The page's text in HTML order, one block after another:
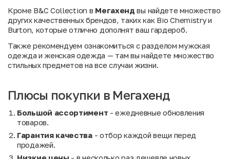
Кроме B&C Collection в Мегахенд вы найдете множество
других качественных брендов, таких как Bio Chemistryи
Burton, которые отлично дополнят ваш гардероб.
Также рекомендуем ознакомиться с разделоммужская
одежда и женская одежда — там вы найдете множество
стильных предметов на все случаи жизни.
Плюсы покупки в Мегахенд
Большой ассортимент - ежедневные обновления
товаров.
Гарантия качества- отбор каждой вещи перед
продажей.